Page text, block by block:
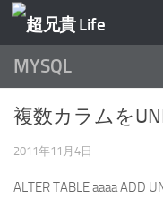
コンテンツへスキップ
MYSQL
複数カラムを
2011年11月4日
ALTER TABLE aaaa ADD